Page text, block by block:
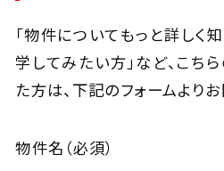
「物件についてもっと詳しく
学してみたい方」など、 こち
た方は、下記のフォームより
物件名 （必須）